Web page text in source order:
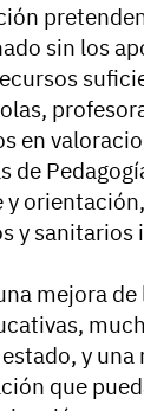
sin los
en
de
y
y sanitarios
mejora de
y
que